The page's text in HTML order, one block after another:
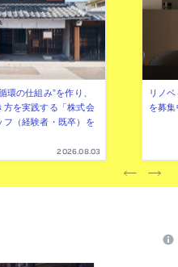
の仕組み”を作り、
方を実践する「株式会
（経験者・既卒）を
2026.08.03
リノ
を募